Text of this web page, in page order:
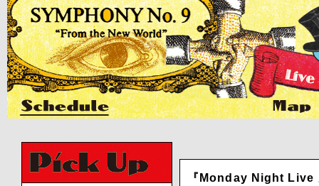
『Monday Night Live